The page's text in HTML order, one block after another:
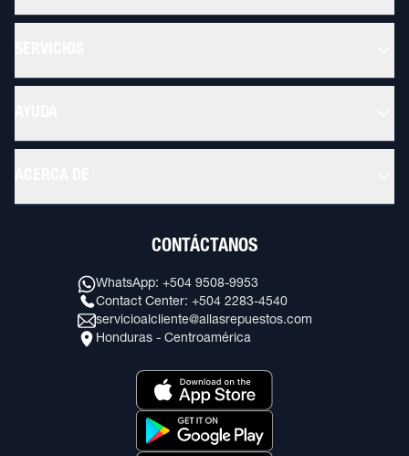
CONTÁCTANOS
WhatsApp: +504 9508-9953
Contact Center: +504 2283-4540
servicioalcliente@allasrepuestos.com
Honduras - Centroamérica